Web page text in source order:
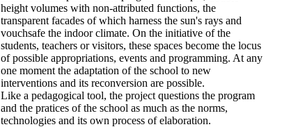
height volumes with non-attributed functions, the
transparent facades of which harness the sun's rays and
vouchsafe the indoor climate. On the initiative of the
students, teachers or visitors, these spaces become the locus
of possible appropriations, events and programming. At any
one moment the adaptation of the school to new
interventions and its reconversion are possible.
Like a pedagogical tool, the project questions the program
and the pratices of the school as much as the norms,
technologies and its own process of elaboration.